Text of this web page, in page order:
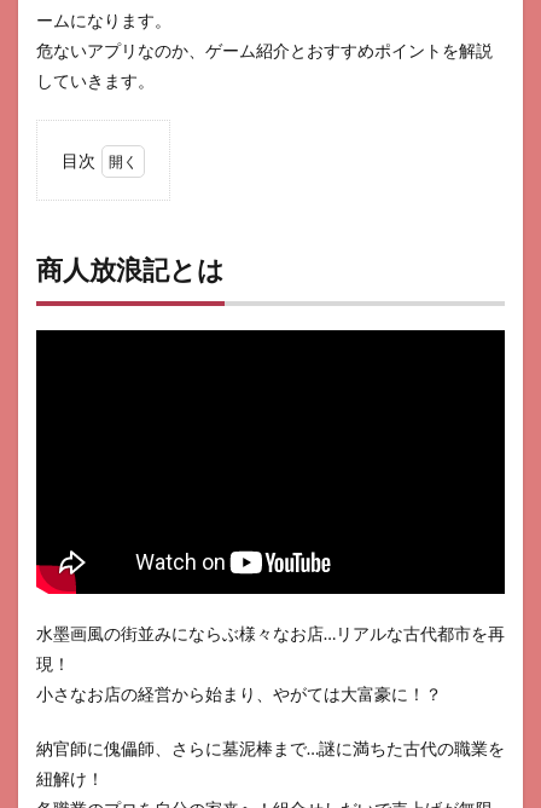
ームになります。
危ないアプリなのか、ゲーム紹介とおすすめポイントを解説
していきます。
目次
記と
は
4
おす
すめ
ポイ
ント
色々
を建
築し
なが
商人放浪記とは
水墨画風の街並みにならぶ様々なお店…リアルな古代都市を再
現！
小さなお店の経営から始まり、やがては大富豪に！？
納官師に傀儡師、さらに墓泥棒まで…謎に満ちた古代の職業を
紐解け！